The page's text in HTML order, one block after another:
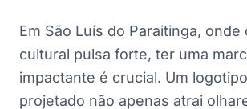
Em São Luís do Paraitinga, onde
cultural pulsa forte, ter uma
impactante é crucial. Um
projetado não apenas atrai